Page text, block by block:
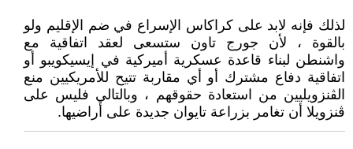
لذلك فإنه لابد على كراكاس الإسراع في ضم الإقليم ولو
بالقوة ، لأن جورج تاون ستسعى لعقد اتفاقية مع
واشنطن لبناء قاعدة عسكرية أميركية في إيسيكويبو أو
اتفاقية دفاع مشترك أو أي مقاربة تتيح للأمريكيين منع
الڨنزويليين من استعادة حقوقهم ، وبالتالي فليس على
ڨنزويلا أن تغامر بزراعة تايوان جديدة على أراضيها.